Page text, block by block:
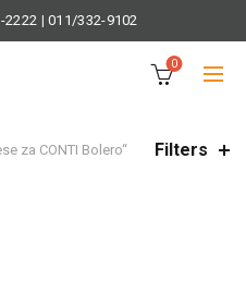
2222 |011/332-9102
0
za CONTI Bolero“ Filters